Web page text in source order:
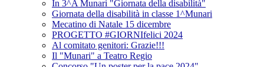
In 3^A Munari "Giornata della disabilità"
Giornata della disabilità in classe 1^Munari
Mecatino di Natale 15 dicembre
PROGETTO #GIORNIfelici 2024
Al comitato genitori: Grazie!!!
Il "Munari" a Teatro Regio